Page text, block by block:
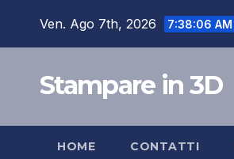
Ven. Ago 7th, 2026 7:38:07 AM
Stampare in 3D
HOME CONTATTI